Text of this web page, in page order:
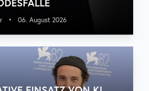
• 06. August 2026